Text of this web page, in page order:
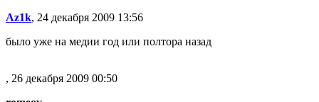
Az1k, 24 декабря 2009 13:56
было уже на медии год или полтора назад
, 26 декабря 2009 00:50